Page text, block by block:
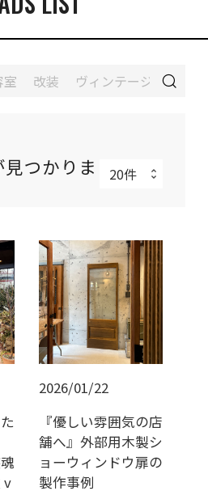
見つかりま
v
2026/01/22
『優しい雰囲気の店
舗へ』外部用木製シ
ョーウィンドウ扉の
製作事例